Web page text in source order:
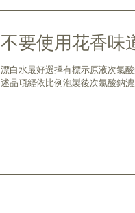
不要使用花香味
漂白水最好選擇有標示原液次氯
述品項經依比例泡製後次氯酸鈉